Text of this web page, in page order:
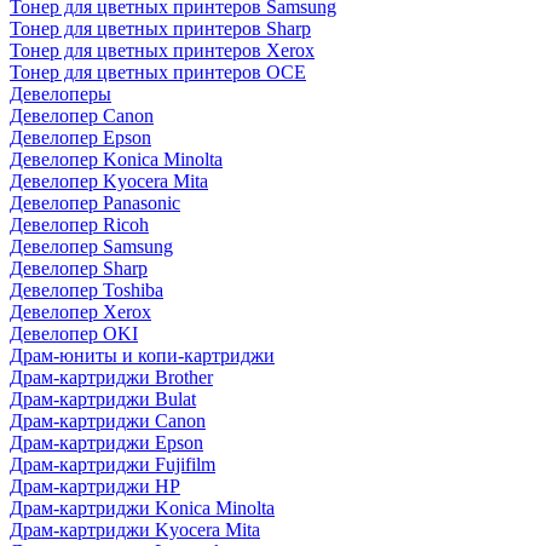
Тонер для цветных принтеров Samsung
Тонер для цветных принтеров Sharp
Тонер для цветных принтеров Xerox
Тонер для цветных принтеров OCE
Девелоперы
Девелопер Canon
Девелопер Epson
Девелопер Konica Minolta
Девелопер Kyocera Mita
Девелопер Panasonic
Девелопер Ricoh
Девелопер Samsung
Девелопер Sharp
Девелопер Toshiba
Девелопер Xerox
Девелопер OKI
Драм-юниты и копи-картриджи
Драм-картриджи Brother
Драм-картриджи Bulat
Драм-картриджи Canon
Драм-картриджи Epson
Драм-картриджи Fujifilm
Драм-картриджи HP
Драм-картриджи Konica Minolta
Драм-картриджи Kyocera Mita